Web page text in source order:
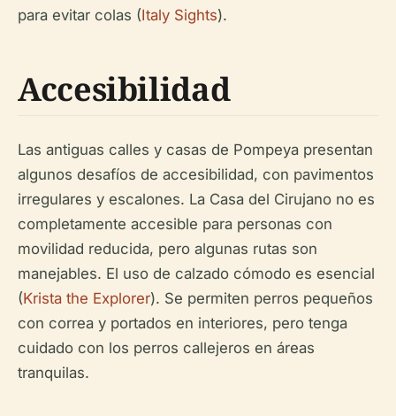
para evitar colas (Italy Sights).
Accesibilidad
Las antiguas calles y casas de Pompeya presentan
algunos desafíos de accesibilidad, con pavimentos
irregulares y escalones. La Casa del Cirujano no es
completamente accesible para personas con
movilidad reducida, pero algunas rutas son
manejables. El uso de calzado cómodo es esencial
(Krista the Explorer). Se permiten perros pequeños
con correa y portados en interiores, pero tenga
cuidado con los perros callejeros en áreas
tranquilas.